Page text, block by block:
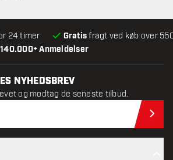
140.000+ Anmeldelser
24 timer Gratisfragt ved køb over
NYHEDSBREV
og modtag de seneste tilbud.